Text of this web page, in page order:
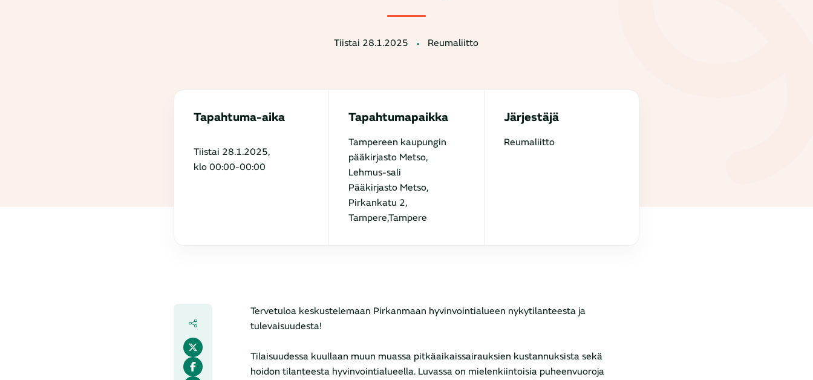
Tiistai 28.1.2025 Reumaliitto
Tapahtuma-aika
Tiistai 28.1.2025,
klo 00:00-00:00
Tapahtumapaikka
Tampereen kaupungin
pääkirjasto Metso,
Lehmus-sali
Pääkirjasto Metso,
Pirkankatu 2,
Tampere,Tampere
Järjestäjä
Reumaliitto
Tervetuloa keskustelemaan Pirkanmaan hyvinvointialueen nykytilanteesta ja
tulevaisuudesta!
Tilaisuudessa kuullaan muun muassa pitkäaikaissairauksien kustannuksista sekä
hoidon tilanteesta hyvinvointialueella. Luvassa on mielenkiintoisia puheenvuoroja